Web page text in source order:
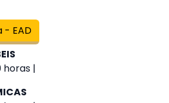
- EAD
horas |